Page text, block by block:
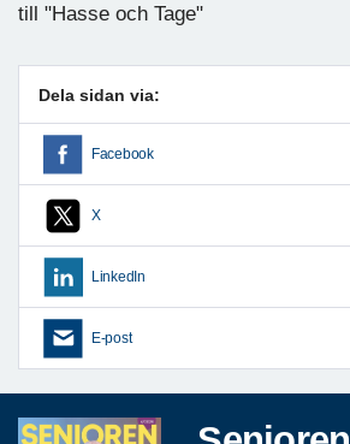
till "Hasse och Tage"
Dela sidan via:
Facebook
X
LinkedIn
E-post